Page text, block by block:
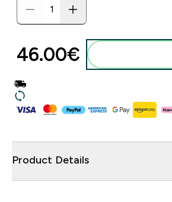
46.00€‎
Product Details